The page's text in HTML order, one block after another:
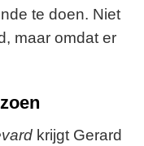
te doen. Niet
maar omdat er
krijgt Gerard